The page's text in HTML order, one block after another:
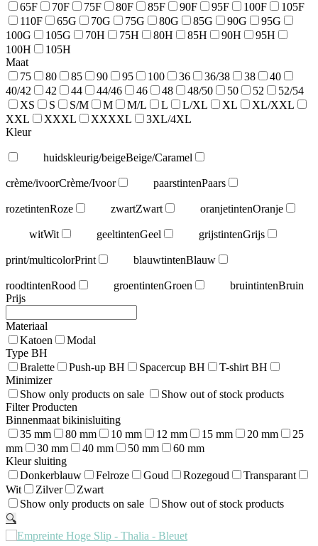
65F
70F 75F 80F 85F 90F 95F 100F
105F
110F
65G 70G 75G 80G 85G 90G
95G
100G
105G 70H 75H 80H 85H 90H
95H
100H
105H
Maat
75
80 85 90 95 100 36 36/38 38
40
40/42
42 44 44/46 46 48 48/50 50 52
52/54
XS
S S/M M M/L L L/XL XL
XL/XXL
XXL
XXXL XXXXL
3XL/4XL
Kleur
huidskleurig/beigeBeige/Caramel
crème/ivoorCrème/Ivoor paarstintenPaars
rozetintenRoze zwartZwart oranjetintenOranje
witWit geeltintenGeel grijstintenGrijs
print/multicolorPrint blauwtintenBlauw
roodtintenRood groentintenGroen bruintintenBruin
Prijs
Materiaal
Katoen
Modal
Type BH
Bralette
Push-up BH Spacercup BH
T-shirt BH
Minimizer
Show only products on sale
Show out of stock products
Filter Producten
Binnenmaat bikinisluiting
35 mm
80 mm 10 mm 12 mm 15 mm 20 mm
25
mm
30 mm 40 mm 50 mm
60 mm
Kleur sluiting
Donkerblauw
Felroze Goud Rozegoud
Transparant
Wit
Zilver
Zwart
Show only products on sale
Show out of stock products
🔍